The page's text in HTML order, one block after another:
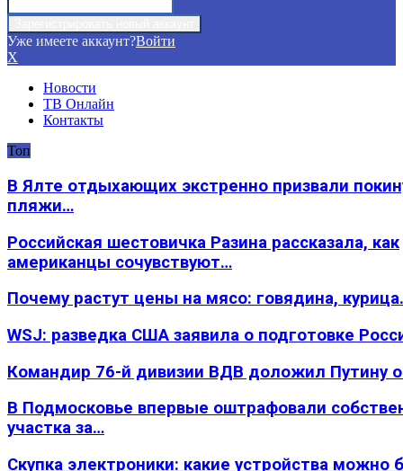
Уже имеете аккаунт?Войти
X
Новости
ТВ Онлайн
Контакты
Топ
В Ялте отдыхающих экстренно призвали
пляжи…
Российская шестовичка Разина рассказала, как
американцы сочувствуют…
Почему растут цены на мясо: говядина,
WSJ: разведка США заявила о подготовке
Командир 76-й дивизии ВДВ доложил Путину
В Подмосковье впервые оштрафовали
участка за…
Скупка электроники: какие устройства можно